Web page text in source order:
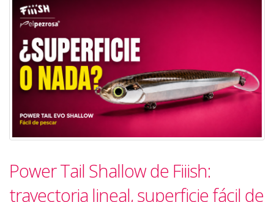
Power Tail Shallow de Fiiish:
trayectoria lineal, superficie fácil de